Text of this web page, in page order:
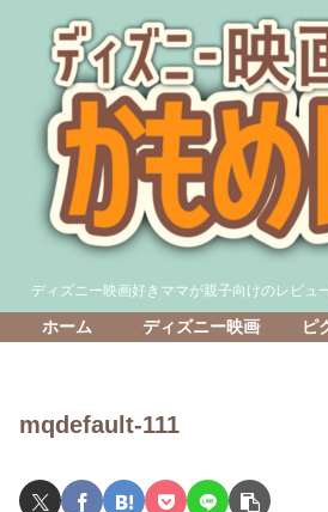
ディズニー映画好きママが親子向けのレビュ
ホーム ディズニー映画 ピ
mqdefault-111